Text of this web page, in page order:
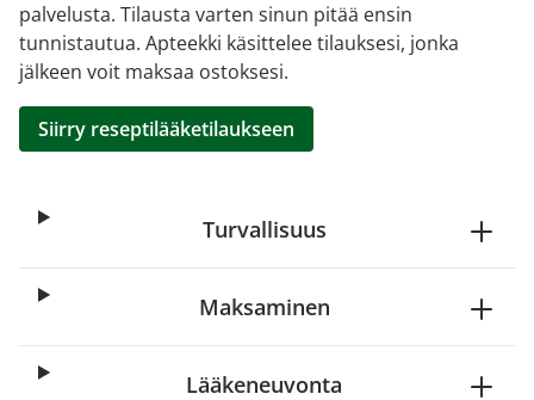
palvelusta. Tilausta varten sinun pitää ensin
tunnistautua. Apteekki käsittelee tilauksesi, jonka
jälkeen voit maksaa ostoksesi.
Siirry reseptilääketilaukseen
Turvallisuus
Maksaminen
Lääkeneuvonta